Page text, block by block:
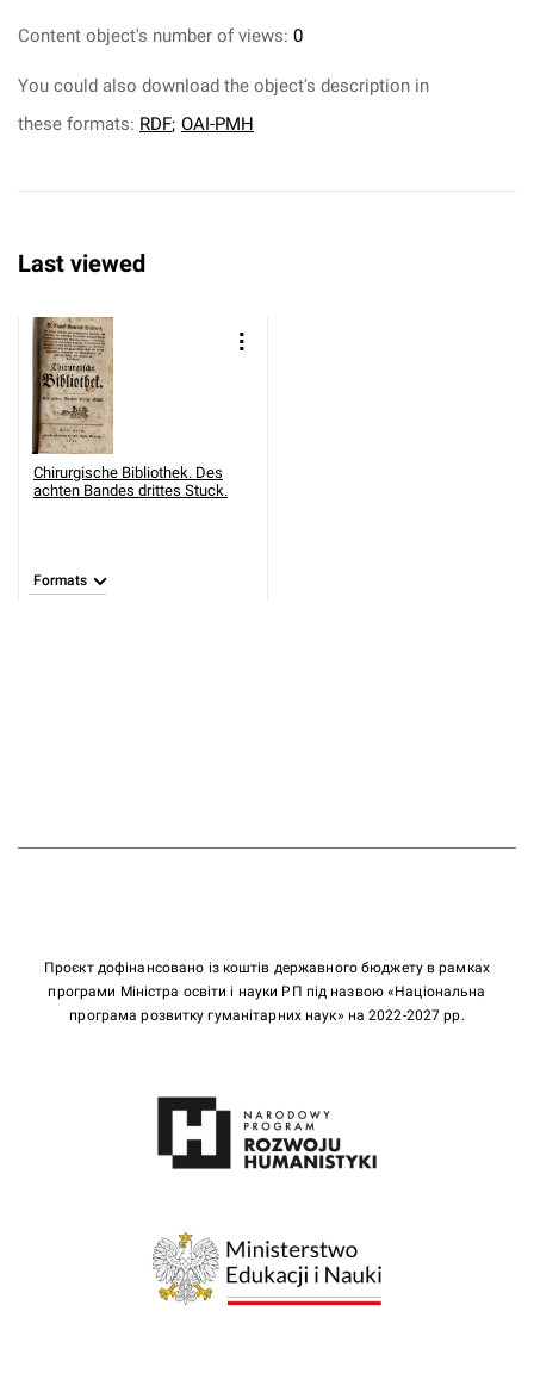
Content object's number of views: 0
You could also download the object's description in
these formats: RDF; OAI-PMH
Last viewed
Chirurgische Bibliothek. Des
achten Bandes drittes Stuck.
Formats
Проєкт дофінансовано із коштів державного бюджету в рамках
програми Міністра освіти і науки РП під назвою «Національна
програма розвитку гуманітарних наук» на 2022-2027 рр.